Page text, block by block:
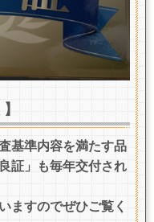
基準内容を満たす品
証」も毎年交付され
ますのでぜひご覧く